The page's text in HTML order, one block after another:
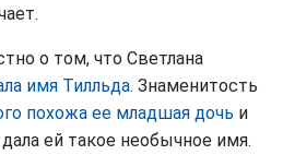
о том, что Светлана
имя Тилльда. Знаменитость
похожа ее младшая дочь и
ей такое необычное имя.